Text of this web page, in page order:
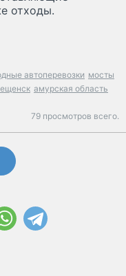
отходы.
автоперевозки мосты
амурская область
79 просмотров всего.